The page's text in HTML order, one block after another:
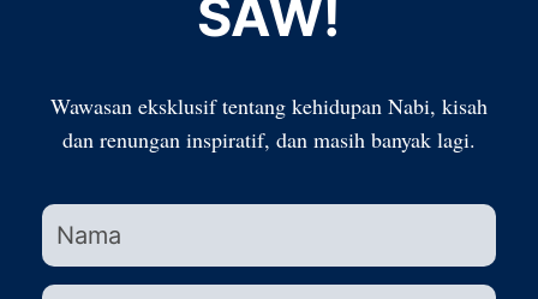
SAW!
Wawasan eksklusif tentang kehidupan Nabi, kisah
dan renungan inspiratif, dan masih banyak lagi.